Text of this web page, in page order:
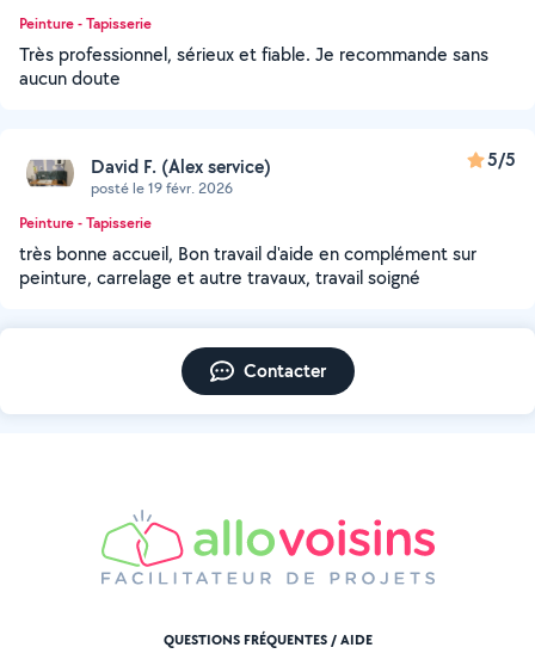
Peinture - Tapisserie
Très professionnel, sérieux et fiable. Je recommande sans
aucun doute
David F. (Alex service)
posté le 19 févr. 2026
5/5
Peinture - Tapisserie
très bonne accueil, Bon travail d'aide en complément sur
peinture, carrelage et autre travaux, travail soigné
Contacter
QUESTIONS FRÉQUENTES / AIDE